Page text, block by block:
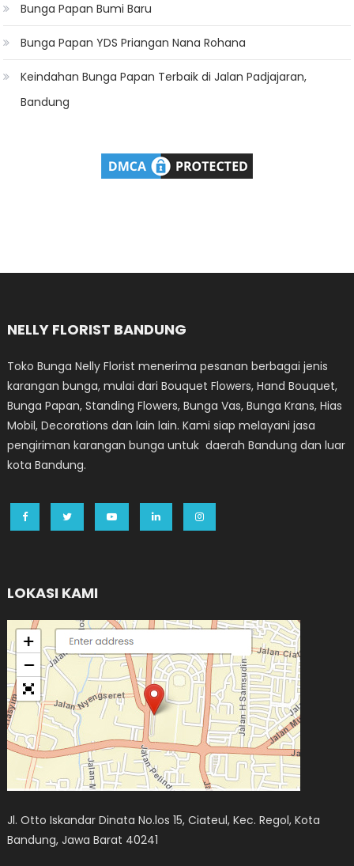
Bunga Papan Bumi Baru
Bunga Papan YDS Priangan Nana Rohana
Keindahan Bunga Papan Terbaik di Jalan Padjajaran,
Bandung
NELLY FLORIST BANDUNG
Toko Bunga Nelly Florist menerima pesanan berbagai jenis
karangan bunga, mulai dari Bouquet Flowers, Hand Bouquet,
Bunga Papan, Standing Flowers, Bunga Vas, Bunga Krans, Hias
Mobil, Decorations dan lain lain. Kami siap melayani jasa
pengiriman karangan bunga untuk daerah Bandung dan luar
kota Bandung.
LOKASI KAMI
Jl. Otto Iskandar Dinata No.los 15, Ciateul, Kec. Regol, Kota
Bandung, Jawa Barat 40241